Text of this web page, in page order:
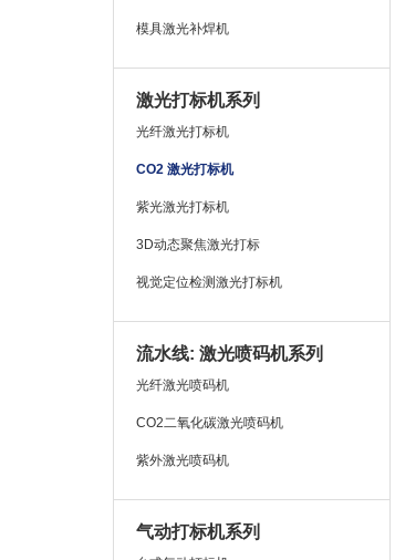
模具激光补焊机
激光打标机系列
光纤激光打标机
CO2 激光打标机
紫光激光打标机
3D动态聚焦激光打标
视觉定位检测激光打标机
流水线: 激光喷码机系列
光纤激光喷码机
CO2二氧化碳激光喷码机
紫外激光喷码机
气动打标机系列